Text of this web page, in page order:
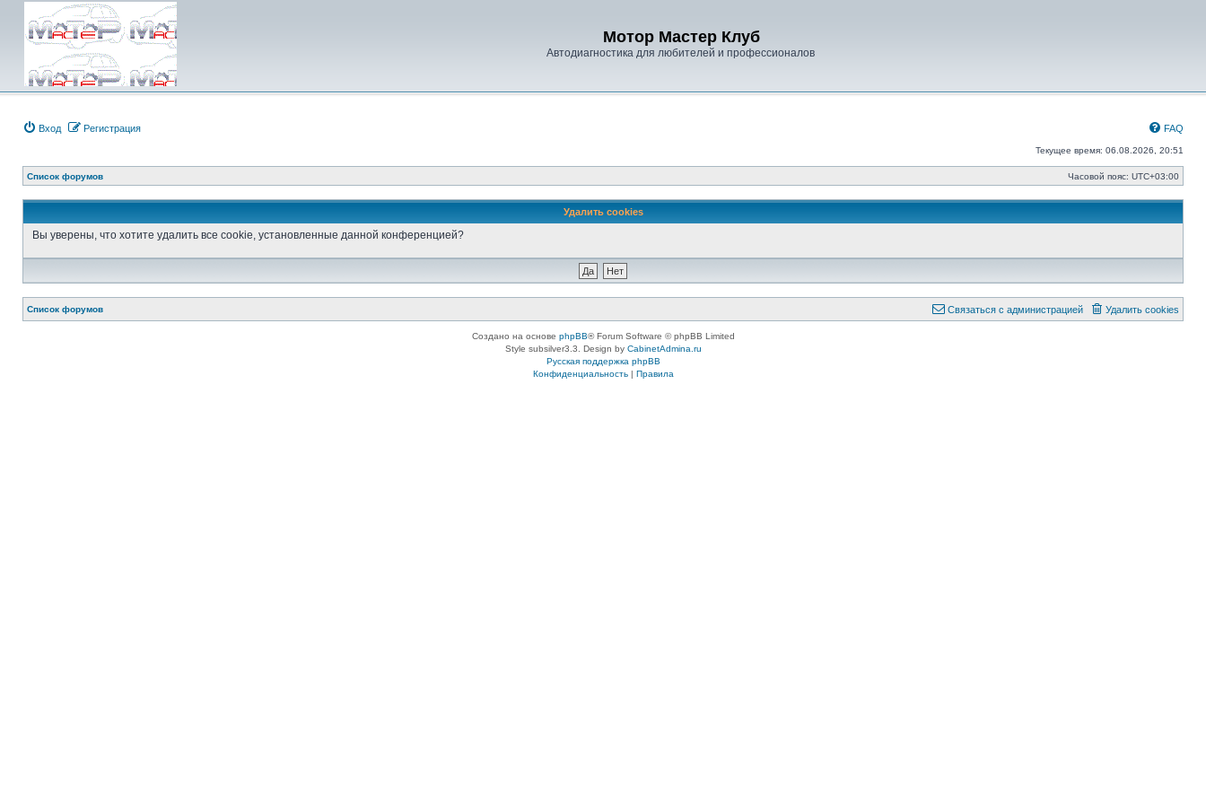
Мотор Мастер Клуб
Автодиагностика для любителей и профессионалов
Вход Регистрация FAQ
Текущее время: 06.08.2026, 20:51
Список форумов Часовой пояс: UTC+03:00
Удалить cookies
Вы уверены, что хотите удалить все cookie, установленные данной конференцией?
Список форумов Удалить cookies
Связаться с администрацией
Создано на основе phpBB® Forum Software © phpBB Limited
Style subsilver3.3. Design by CabinetAdmina.ru
Русская поддержка phpBB
Конфиденциальность| Правила